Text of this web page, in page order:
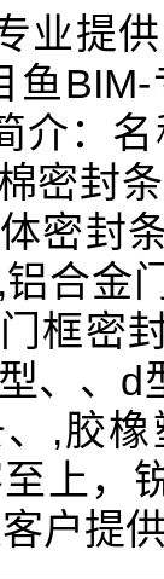
业提
鱼
介：
密封
密封
合金
框密
、、
,胶
上，
户提